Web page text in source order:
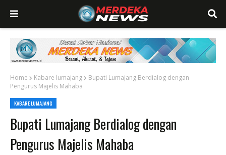
Home Kabare lumajang
Bupati Lumajang Berdialog dengan
Pengurus Majelis Mahaba
KABARE LUMAJANG
Bupati Lumajang Berdialog dengan
Pengurus Majelis Mahaba